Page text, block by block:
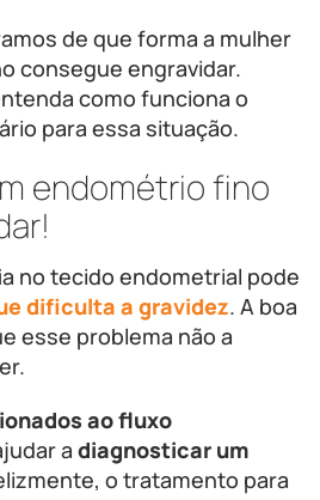
de que forma a mulher
consegue engravidar.
como funciona o
para essa situação.
endométrio fino
no tecido endometrial pode
dificulta a gravidez. A boa
esse problema não a
ao fluxo
a diagnosticar um
o tratamento para